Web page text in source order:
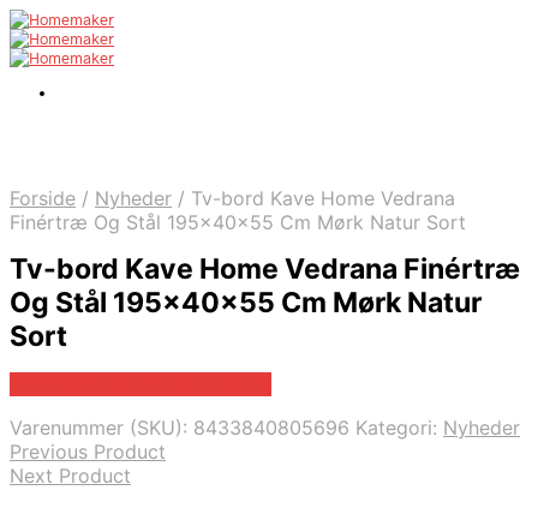
Forside / Nyheder / Tv-bord Kave Home Vedrana
Finértræ Og Stål 195x40x55 Cm Mørk Natur Sort
Tv-bord Kave Home Vedrana Finértræ
Og Stål 195x40x55 Cm Mørk Natur
Sort
Varenummer (SKU): 8433840805696 Kategori: Nyheder
Previous Product
Next Product